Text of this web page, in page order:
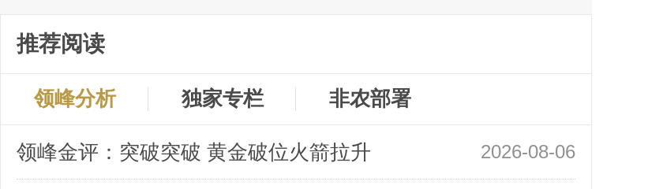
推荐阅读
领峰分析 独家专栏 非农部署
领峰金评：突破突破 黄金破位火箭拉升 2026-08-06